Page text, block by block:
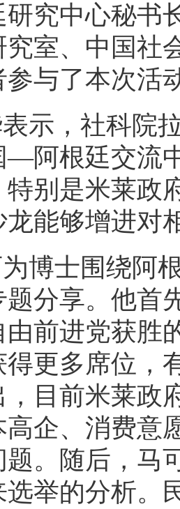
研究中心秘书
究室、中国社
参与了本次活
示，社科院
—阿根廷交流
特别是米莱政
龙能够增进对
博士围绕阿
题分享。他首
由前进党获胜
得更多席位，
，目前米莱政
高企、消费意
题。随后，马
选举的分析。